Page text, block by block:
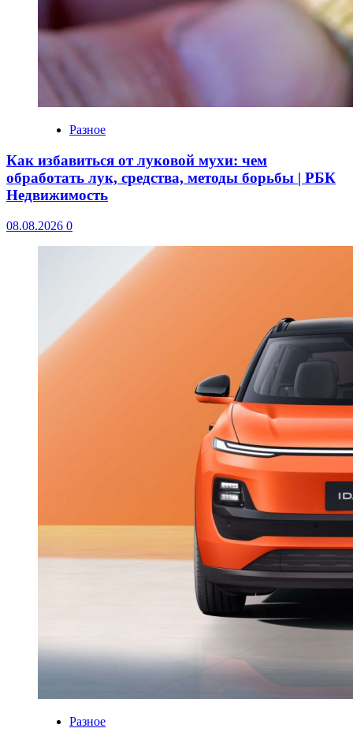
Разное
Как избавиться от луковой мухи: чем
обработать лук, средства, методы борьбы | РБК
Недвижимость
08.08.2026 0
Разное